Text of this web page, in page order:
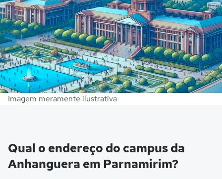
Imagem meramente ilustrativa
Qual o endereço do campus da
Anhanguera em Parnamirim?